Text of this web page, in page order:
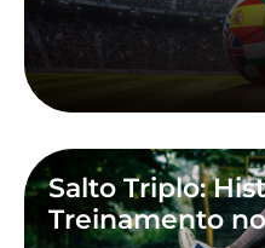
Salto Triplo:
Treinamento